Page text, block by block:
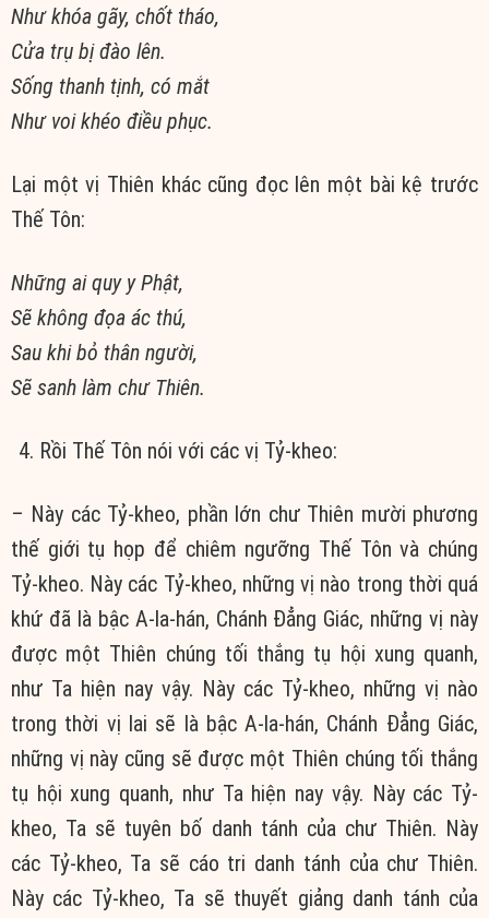
Như khóa gãy, chốt tháo,
Cửa trụ bị đào lên.
Sống thanh tịnh, có mắt
Như voi khéo điều phục.
Lại một vị Thiên khác cũng đọc lên một bài kệ trước
Thế Tôn:
Những ai quy y Phật,
Sẽ không đọa ác thú,
Sau khi bỏ thân người,
Sẽ sanh làm chư Thiên.
Rồi Thế Tôn nói với các vị Tỷ-kheo:
– Này các Tỷ-kheo, phần lớn chư Thiên mười phương
thế giới tụ họp để chiêm ngưỡng Thế Tôn và chúng
Tỷ-kheo. Này các Tỷ-kheo, những vị nào trong thời quá
khứ đã là bậc A-la-hán, Chánh Ðẳng Giác, những vị này
được một Thiên chúng tối thắng tụ hội xung quanh,
như Ta hiện nay vậy. Này các Tỷ-kheo, những vị nào
trong thời vị lai sẽ là bậc A-la-hán, Chánh Ðẳng Giác,
những vị này cũng sẽ được một Thiên chúng tối thắng
tụ hội xung quanh, như Ta hiện nay vậy. Này các Tỷ-
kheo, Ta sẽ tuyên bố danh tánh của chư Thiên. Này
các Tỷ-kheo, Ta sẽ cáo tri danh tánh của chư Thiên.
Này các Tỷ-kheo, Ta sẽ thuyết giảng danh tánh của